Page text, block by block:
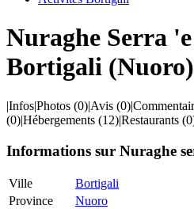
Nuraghe Serra
Bortigali (Nuoro)
|Infos|Photos (0)|Avis (0)|
(0)|Hébergements (12)|Restaurants
Informations sur Nuraghe
Ville
Bortigali
Province
Nuoro